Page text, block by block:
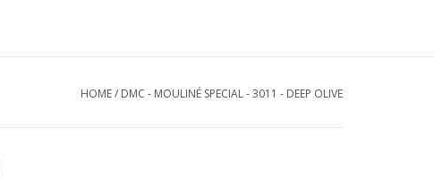
HOME/ DMC - MOULINÉ SPECIAL - 3011 - DEEP OLIVE